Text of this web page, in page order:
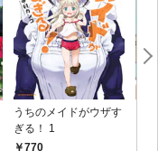
うちのメイドがウザす
ぎる！ 1
770